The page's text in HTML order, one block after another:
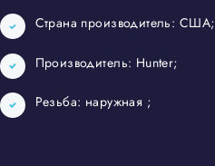
Страна производитель: США;
Производитель: Hunter;
Резьба: наружная ;